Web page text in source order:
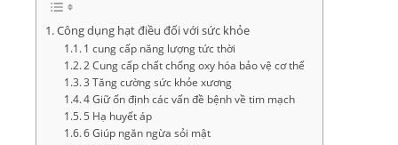
Công dụng hạt điều đối với sức khỏe
1 cung cấp năng lượng tức thời
2 Cung cấp chất chống oxy hóa bảo vệ cơ thể
3 Tăng cường sức khỏe xương
4 Giữ ổn định các vấn đề bệnh về tim mạch
5 Hạ huyết áp
6 Giúp ngăn ngừa sỏi mật